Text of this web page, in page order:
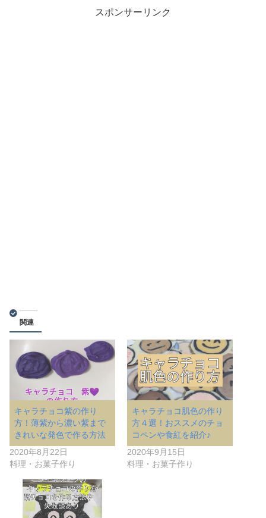
参加したよチョコペンアート流行ってますよね私もインスタグラムやYouTubeで素
敵な作品を見て、「やってみたい💛」と鬼滅の刃の...
スポンサーリンク
関連
キャラチョコ紫の作り
方！薄紫から濃い紫まで
きれいな発色で作る方法
2020年8月22日
料理・お菓子作り
キャラチョコ肌色の作り
方４選！おススメのチョ
コペンや食紅を紹介♪
2020年9月15日
料理・お菓子作り